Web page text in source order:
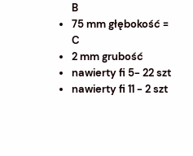
B
75 mm głębokość =
C
2 mm grubość
nawierty fi 5- 22 szt
nawierty fi 11 - 2 szt